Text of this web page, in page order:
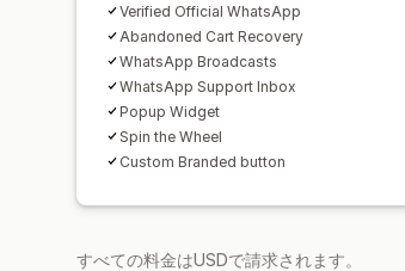
Verified Official WhatsApp
Abandoned Cart Recovery
WhatsApp Broadcasts
WhatsApp Support Inbox
Popup Widget
Spin the Wheel
Custom Branded button
すべての料金はUSDで請求されます。